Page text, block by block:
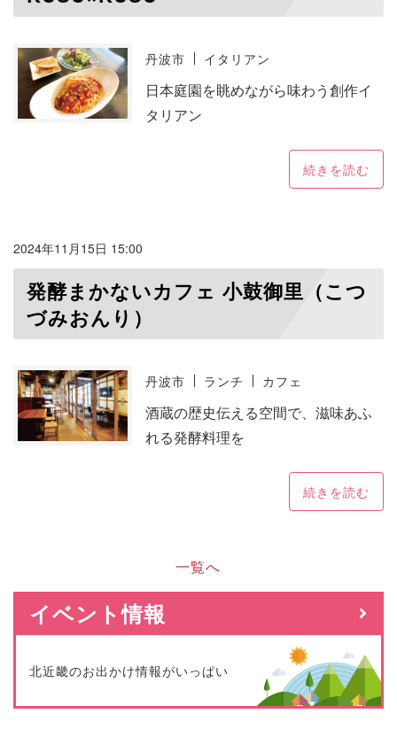
丹波市 イタリアン
日本庭園を眺めながら味わう創作イ
タリアン
続きを読む
2024年11月15日 15:00
発酵まかないカフェ 小鼓御里（こつ
づみおんり）
丹波市 ランチ カフェ
酒蔵の歴史伝える空間で、滋味あふ
れる発酵料理を
続きを読む
一覧へ
イベント情報
北近畿のお出かけ情報がいっぱい